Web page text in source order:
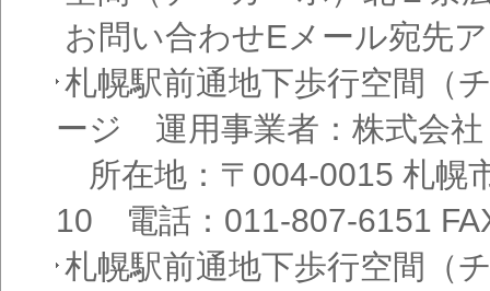
お問い合わせEメール宛先
札幌駅前通地下歩行空間（
ージ 運用事業者：株式会
所在地：〒004-0015 札幌
10 電話：011-807-6151
札幌駅前通地下歩行空間（